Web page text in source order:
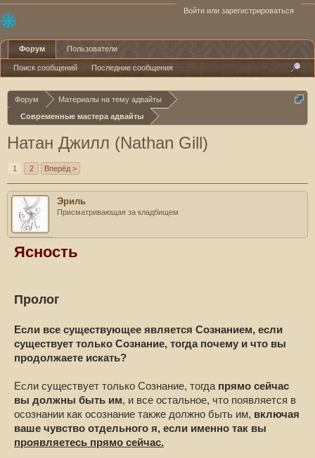
Войти или зарегистрироваться
Форум
Материалы на тему адвайты
Современные мастера адвайты
Натан Джилл (Nathan Gill)
1 2 Вперёд >
Эриль
Присматривающая за кладбищем
Ясность
Пролог
Если все существующее является Сознанием, если
существует только Сознание, тогда почему и что вы
продолжаете искать?
Если существует только Сознание, тогда прямо сейчас
вы должны быть им, и все остальное, что появляется в
осознании как осознание также должно быть им, включая
ваше чувство отдельного я, если именно так вы
проявляетесь прямо сейчас.
Форум
Поиск сообщений Последние сообщения
Пользователи